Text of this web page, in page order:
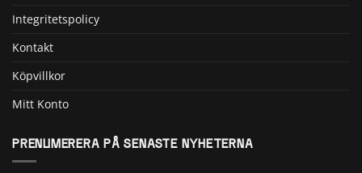
Integritetspolicy
Kontakt
Köpvillkor
Mitt Konto
PRENUMERERA PÅ SENASTE NYHETERNA